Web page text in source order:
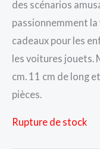
des scénarios
passionnemment la
cadeaux pour les
les voitures jouets.
cm. 11 cm de long
pièces.
Rupture de stock